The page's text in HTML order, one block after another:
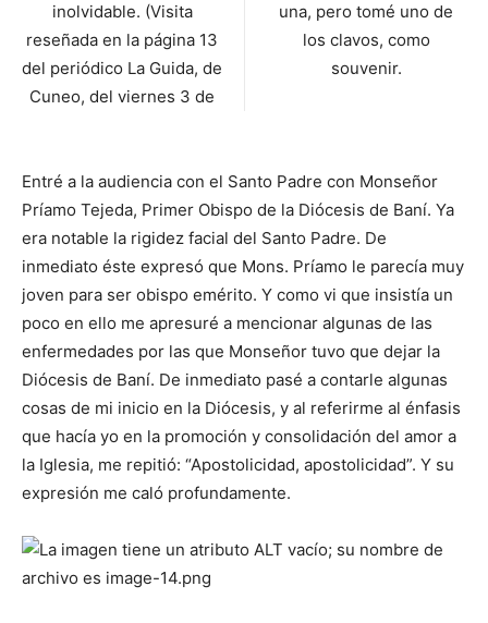
inolvida­ble. (Visita
reseñada en la página 13
del periódico La Guida, de
Cuneo, del vier­nes 3 de
una, pero tomé uno de
los clavos, como
souvenir.
Entré a la audiencia con el Santo Padre con Mon­señor
Príamo Tejeda, Pri­mer Obispo de la Diócesis de Baní. Ya
era notable la rigidez facial del Santo Padre. De
inmediato éste expresó que Mons. Príamo le parecía muy
joven para ser obispo emérito. Y como vi que insistía un
poco en ello me apresuré a mencio­nar algunas de las
enferme­dades por las que Monseñor tuvo que dejar la
Diócesis de Baní. De inmediato pasé a contarle algunas
cosas de mi inicio en la Diócesis, y al referirme al énfasis
que ha­cía yo en la promoción y consolidación del amor a
la Iglesia, me repitió: “Apos­tolicidad, apostolicidad”. Y su
expresión me caló profundamente.